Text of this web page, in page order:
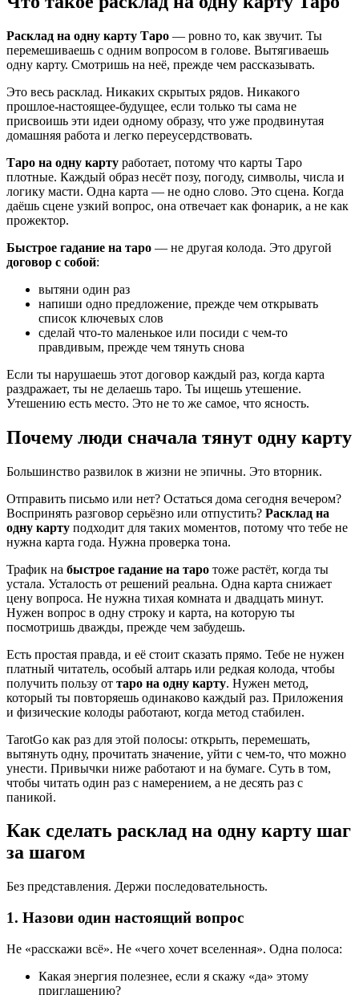
Расклад на одну карту Таро — ровно то, как звучит. Ты
перемешиваешь с одним вопросом в голове. Вытягиваешь
одну карту. Смотришь на неё, прежде чем рассказывать.
Это весь расклад. Никаких скрытых рядов. Никакого
прошлое-настоящее-будущее, если только ты сама не
присвоишь эти идеи одному образу, что уже продвинутая
домашняя работа и легко переусердствовать.
Таро на одну карту работает, потому что карты Таро
плотные. Каждый образ несёт позу, погоду, символы, числа и
логику масти. Одна карта — не одно слово. Это сцена. Когда
даёшь сцене узкий вопрос, она отвечает как фонарик, а не как
прожектор.
Быстрое гадание на таро — не другая колода. Это другой
договор с собой:
вытяни один раз
напиши одно предложение, прежде чем открывать
список ключевых слов
сделай что-то маленькое или посиди с чем-то
правдивым, прежде чем тянуть снова
Если ты нарушаешь этот договор каждый раз, когда карта
раздражает, ты не делаешь таро. Ты ищешь утешение.
Утешению есть место. Это не то же самое, что ясность.
Почему люди сначала тянут одну карту
Большинство развилок в жизни не эпичны. Это вторник.
Отправить письмо или нет? Остаться дома сегодня вечером?
Воспринять разговор серьёзно или отпустить? Расклад на
одну карту подходит для таких моментов, потому что тебе не
нужна карта года. Нужна проверка тона.
Трафик на быстрое гадание на таро тоже растёт, когда ты
устала. Усталость от решений реальна. Одна карта снижает
цену вопроса. Не нужна тихая комната и двадцать минут.
Нужен вопрос в одну строку и карта, на которую ты
посмотришь дважды, прежде чем забудешь.
Есть простая правда, и её стоит сказать прямо. Тебе не нужен
платный читатель, особый алтарь или редкая колода, чтобы
получить пользу от таро на одну карту. Нужен метод,
который ты повторяешь одинаково каждый раз. Приложения
и физические колоды работают, когда метод стабилен.
TarotGo как раз для этой полосы: открыть, перемешать,
вытянуть одну, прочитать значение, уйти с чем-то, что можно
унести. Привычки ниже работают и на бумаге. Суть в том,
чтобы читать один раз с намерением, а не десять раз с
паникой.
Как сделать расклад на одну карту шаг
за шагом
Без представления. Держи последовательность.
1. Назови один настоящий вопрос
Не «расскажи всё». Не «чего хочет вселенная». Одна полоса:
Какая энергия полезнее, если я скажу «да» этому
приглашению?